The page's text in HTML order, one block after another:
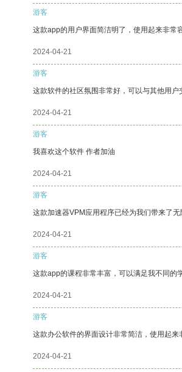
游客
这款app的用户界面简洁明了，使用起来非常
2024-04-21
游客
这款软件的社区氛围非常好，可以与其他用户
2024-04-21
游客
我喜欢这个软件 作者加油
2024-04-21
游客
这款加速器VPM应用程序已经为我们带来了无
2024-04-21
游客
这款app的课程非常丰富，可以满足我不同的
2024-04-21
游客
这款办公软件的界面设计非常简洁，使用起来
2024-04-21